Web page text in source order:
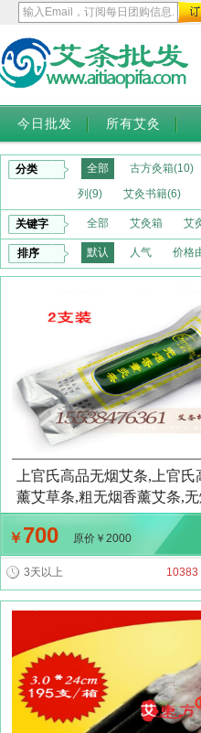
今日批发 所有艾灸
分类 全部 古方灸箱(10)
列(9)
艾灸书籍(6)
关键字 全部 艾灸箱 艾
排序 默认 人气 价格
上官氏高品无烟艾条,上官
薰艾草条,粗无烟香薰艾条,
支装,18mm益母草无烟艾灸
条,加工定做粗18mm直径
￥700 原价￥2000
3天以上 10383